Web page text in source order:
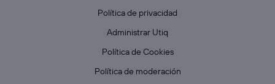
Política de privacidad
Administrar Utiq
Política de Cookies
Política de moderación